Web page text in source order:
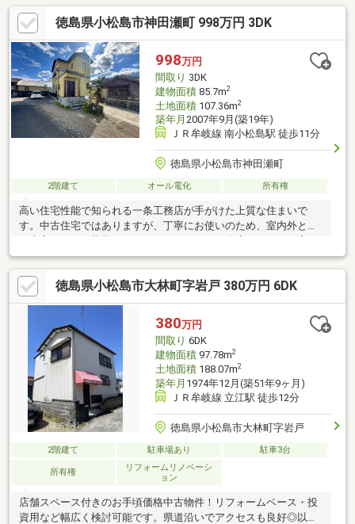
で徒歩２分（130ｍ）富岡東高等学校まで徒歩４分（350ｍ）デイ
リーマート羽ノ浦店まで徒歩１１分（750ｍ）※近くにも土地あり
※駐車場などに必要でしたら一緒にお付けしてお譲りします。●羽
ノ浦町中庄とい添26番1（雑種地）261㎡（78.95坪）市街化調整
区域裏の家と庭は地下水利用裏の家は石油ボイラー、浄化槽前の
家はエコキュート、浄化槽NTT電柱あり敷地料あり
徳島県小松島市神田瀬町 998万円 3DK
998万円
間取り 3DK
建物面積85.7m2
土地面積107.36m2
築年月 2007年9月(築19年)
ＪＲ牟岐線 南小松島駅 徒歩11分
徳島県小松島市神田瀬町
2階建て オール電化 所有権
高い住宅性能で知られる一条工務店が手がけた上質な住まいで
す。中古住宅ではありますが、丁寧にお使いのため、室内外とも
密・高断熱仕様により、四季を通して快適な室内環境を実現。延
床約85㎡のコンパクトながらも空間設計に工夫があり、無理のな
いサイズ感で心地よく暮らせる一邸です。単身・ご夫婦・少人数
のご家庭におすすめの、性能住宅ならではの安心と快適さが感じ
徳島県小松島市大林町字岩戸 380万円 6DK
380万円
間取り 6DK
建物面積97.78m2
土地面積188.07m2
築年月 1974年12月(築51年9ヶ月)
ＪＲ牟岐線 立江駅 徒歩12分
徳島県小松島市大林町字岩戸
2階建て 駐車場あり 駐車3台
所有権
リフォームリノベーシ
ョン
店舗スペース付きのお手頃価格中古物件！リフォームベース・投
資用など幅広く検討可能です。県道沿いでアクセスも良好◎以前